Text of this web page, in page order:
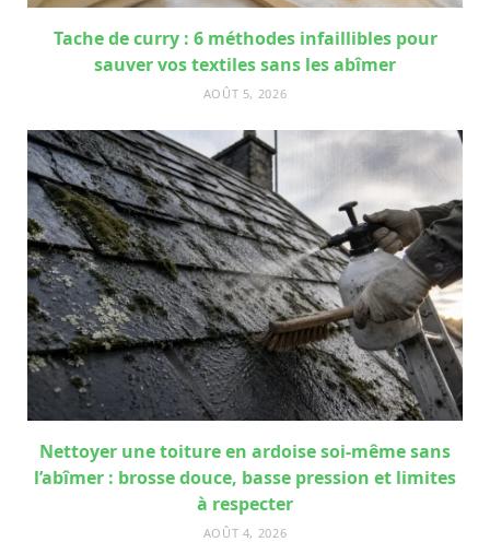
Tache de curry : 6 méthodes infaillibles pour
sauver vos textiles sans les abîmer
AOÛT 5, 2026
Nettoyer une toiture en ardoise soi-même sans
l’abîmer : brosse douce, basse pression et limites
à respecter
AOÛT 4, 2026